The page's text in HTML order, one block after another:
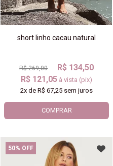
short linho cacau natural
R$ 269,00
R$ 134,50
R$ 121,05 à vista (pix)
2x deR$ 67,25 sem juros
COMPRAR
50% OFF